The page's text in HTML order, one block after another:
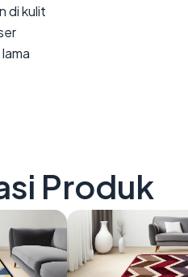
di kulit
Produk